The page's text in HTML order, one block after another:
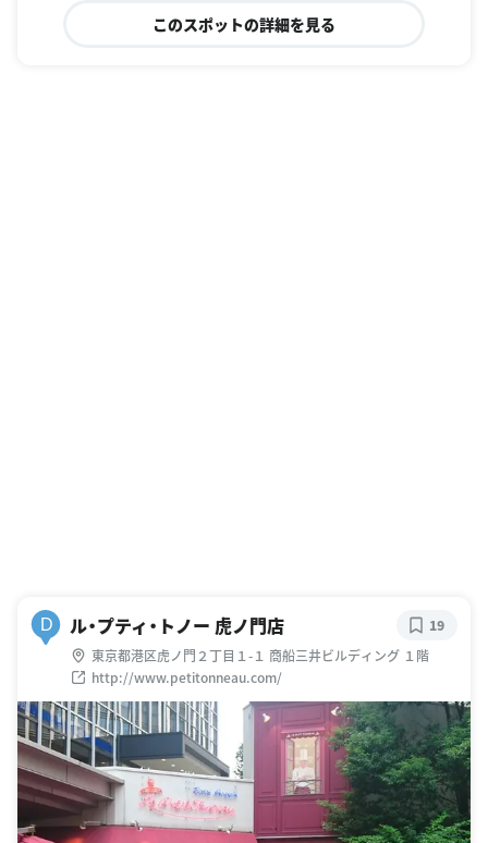
このスポットの詳細を見る
D ル・プティ・トノー 虎ノ門店
東京都港区虎ノ門２丁目１-１ 商船三井ビルディング １階
http://www.petitonneau.com/
19